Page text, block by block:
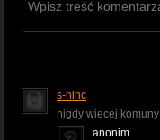
s-hinc
nigdy wiecej komuny
anonim